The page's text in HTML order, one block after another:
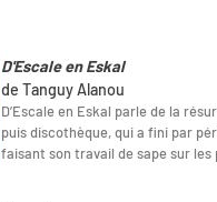
D'Escale en Eskal
de Tanguy Alanou
D’Escale en Eskal parle de la
puis discothèque, qui a fini par
faisant son travail de sape sur